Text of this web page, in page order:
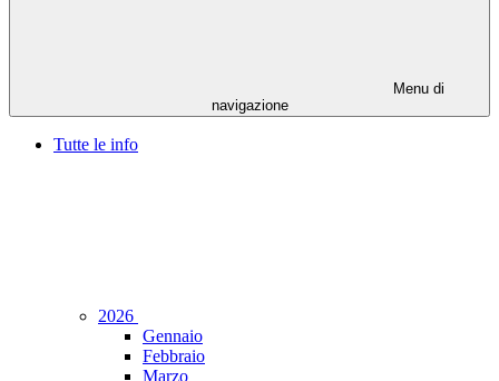
Menu di
navigazione
Tutte le info
2026
Gennaio
Febbraio
Marzo